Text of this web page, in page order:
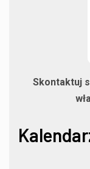
Skontaktuj